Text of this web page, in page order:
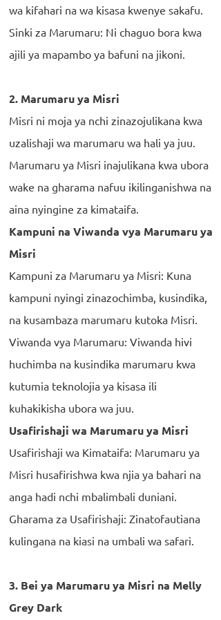
wa kifahari na wa kisasa kwenye sakafu.
Sinki za Marumaru: Ni chaguo bora kwa
ajili ya mapambo ya bafuni na jikoni.
2. Marumaru ya Misri
Misri ni moja ya nchi zinazojulikana kwa
uzalishaji wa marumaru wa hali ya juu.
Marumaru ya Misri inajulikana kwa ubora
wake na gharama nafuu ikilinganishwa na
aina nyingine za kimataifa.
Kampuni na Viwanda vya Marumaru ya
Misri
Kampuni za Marumaru ya Misri: Kuna
kampuni nyingi zinazochimba, kusindika,
na kusambaza marumaru kutoka Misri.
Viwanda vya Marumaru: Viwanda hivi
huchimba na kusindika marumaru kwa
kutumia teknolojia ya kisasa ili
kuhakikisha ubora wa juu.
Usafirishaji wa Marumaru ya Misri
Usafirishaji wa Kimataifa: Marumaru ya
Misri husafirishwa kwa njia ya bahari na
anga hadi nchi mbalimbali duniani.
Gharama za Usafirishaji: Zinatofautiana
kulingana na kiasi na umbali wa safari.
3. Bei ya Marumaru ya Misri na Melly
Grey Dark